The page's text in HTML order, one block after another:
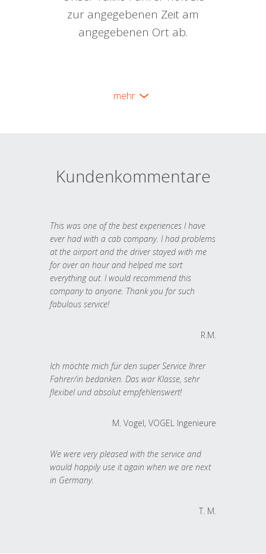
zur angegebenen Zeit am
angegebenen Ort ab.
mehr
Kundenkommentare
This was one of the best experiences I have
ever had with a cab company. I had problems
at the airport and the driver stayed with me
for over an hour and helped me sort
everything out. I would recommend this
company to anyone. Thank you for such
fabulous service!
R.M.
Ich möchte mich für den super Service Ihrer
Fahrer/in bedanken. Das war Klasse, sehr
flexibel und absolut empfehlenswert!
M. Vogel, VOGEL Ingenieure
We were very pleased with the service and
would happily use it again when we are next
in Germany.
T. M.